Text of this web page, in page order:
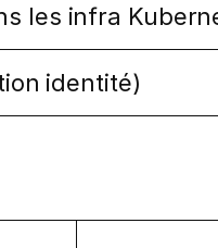
les infra
identité)